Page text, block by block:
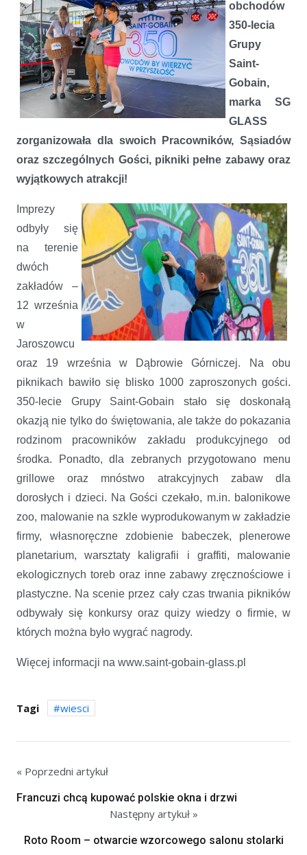
obchodów
350-lecia
Grupy
Saint-
Gobain,
marka SG
GLASS
zorganizowała dla swoich Pracowników, Sąsiadów
oraz szczególnych Gości, pikniki pełne zabawy oraz
wyjątkowych atrakcji!
mprezy
odbyły się
na terenie
dwóch
zakładów –
12 września
w
Jaroszowcu
oraz 19 września w Dąbrowie Górniczej. Na obu
piknikach bawiło się blisko 1000 zaproszonych gości.
350-lecie Grupy Saint-Gobain stało się doskonałą
okazją nie tylko do świętowania, ale także do pokazania
rodzinom pracowników zakładu produkcyjnego od
środka. Ponadto, dla zebranych przygotowano menu
grillowe oraz mnóstwo atrakcyjnych zabaw dla
dorosłych i dzieci. Na Gości czekało, m.in. balonikowe
zoo, malowanie na szkle wyprodukowanym w zakładzie
firmy, własnoręczne zdobienie babeczek, plenerowe
planetarium, warsztaty kaligrafii i graffiti, malowanie
ekologicznych toreb oraz inne zabawy zręcznościowe i
plastyczne. Na scenie przez cały czas trwania pikników
odbywały się konkursy oraz quizy wiedzy o firmie, w
których można było wygrać nagrody.
Więcej informacji na www.saint-gobain-glass.pl
Tagi wiesci
« Poprzedni artykuł
Francuzi chcą kupować polskie okna i drzwi
Następny artykuł »
Roto Room – otwarcie wzorcowego salonu stolarki